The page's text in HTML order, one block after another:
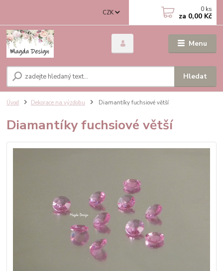
Menu
CZK
Hledat
0 ks
za 0,00 Kč
Úvod Dekorace na výzdobu Diamantíky fuchsiové větší
Diamantíky fuchsiové větší